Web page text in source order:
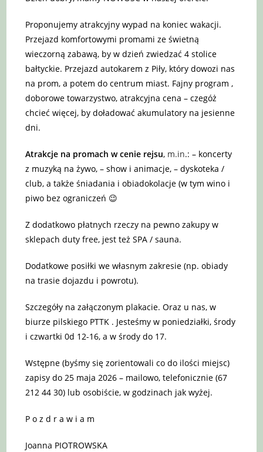
Proponujemy atrakcyjny wypad na koniec wakacji.
Przejazd komfortowymi promami ze świetną
wieczorną zabawą, by w dzień zwiedzać 4 stolice
bałtyckie. Przejazd autokarem z Piły, który dowozi nas
na prom, a potem do centrum miast. Fajny program ,
doborowe towarzystwo, atrakcyjna cena – czegóż
chcieć więcej, by doładować akumulatory na jesienne
dni.
Atrakcje na promach w cenie rejsu, m.in.: – koncerty
z muzyką na żywo, – show i animacje, – dyskoteka /
club, a także śniadania i obiadokolacje (w tym wino i
piwo bez ograniczeń 😉
Z dodatkowo płatnych rzeczy na pewno zakupy w
sklepach duty free, jest też SPA / sauna.
Dodatkowe posiłki we własnym zakresie (np. obiady
na trasie dojazdu i powrotu).
Szczegóły na załączonym plakacie. Oraz u nas, w
biurze pilskiego PTTK . Jesteśmy w poniedziałki, środy
i czwartki 0d 12-16, a w środy do 17.
Wstępne (byśmy się zorientowali co do ilości miejsc)
zapisy do 25 maja 2026 – mailowo, telefonicznie (67
212 44 30) lub osobiście, w godzinach jak wyżej.
P o z d r a w i a m
Joanna PIOTROWSKA